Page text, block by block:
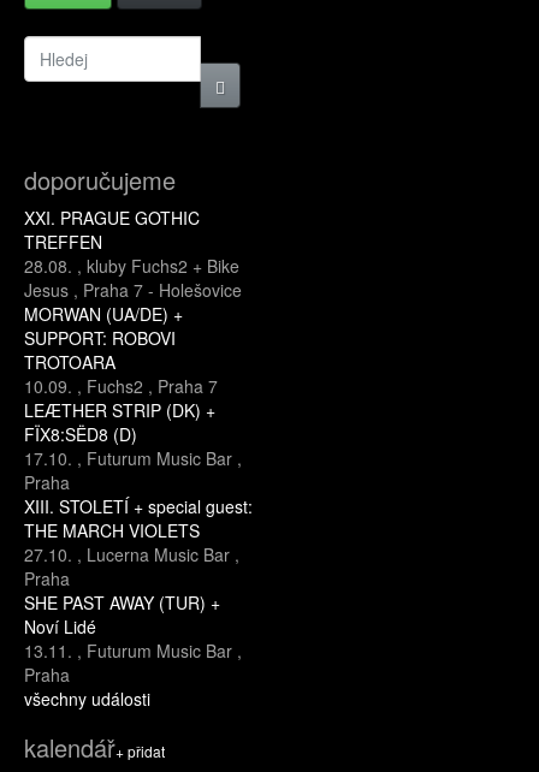
doporučujeme
XXI. PRAGUE GOTHIC
TREFFEN
28.08. , kluby Fuchs2 + Bike
Jesus , Praha 7 - Holešovice
MORWAN (UA/DE) +
SUPPORT: ROBOVI
TROTOARA
10.09. , Fuchs2 , Praha 7
LEÆTHER STRIP (DK) +
FÏX8:SËD8 (D)
17.10. , Futurum Music Bar ,
Praha
XIII. STOLETÍ + special guest:
THE MARCH VIOLETS
27.10. , Lucerna Music Bar ,
Praha
SHE PAST AWAY (TUR) +
Noví Lidé
13.11. , Futurum Music Bar ,
Praha
všechny události
kalendář+ přidat